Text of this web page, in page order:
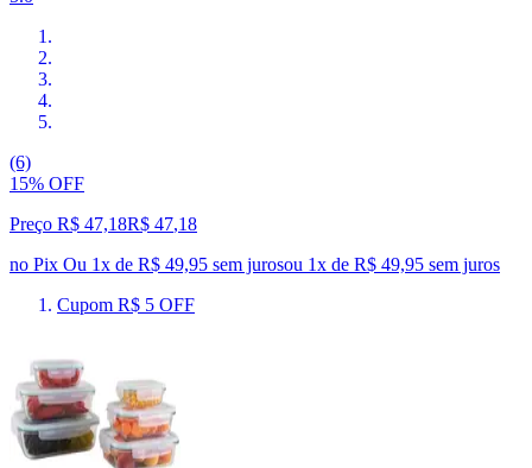
(6)
15% OFF
Preço R$ 47,18R$ 47,18
no Pix Ou 1x de R$ 49,95 sem jurosou 1x de R$ 49,95 sem juros
Cupom R$ 5 OFF